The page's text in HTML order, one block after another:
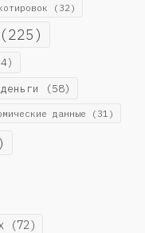
(32)
(225)
(58)
данные (31)
(72)